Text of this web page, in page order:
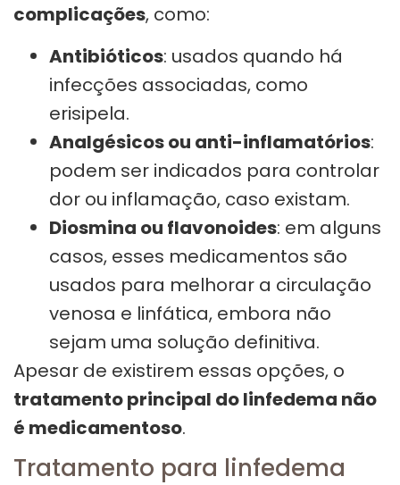
complicações, como:
Antibióticos: usados quando há
infecções associadas, como
erisipela.
Analgésicos ou anti-inflamatórios:
podem ser indicados para controlar
dor ou inflamação, caso existam.
Diosmina ou flavonoides: em alguns
casos, esses medicamentos são
usados para melhorar a circulação
venosa e linfática, embora não
sejam uma solução definitiva.
Apesar de existirem essas opções, o
tratamento principal do linfedema não
é medicamentoso.
Tratamento para linfedema